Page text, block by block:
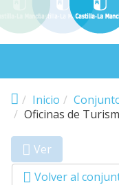
Inicio
Oficinas de
Primary
Ver
activa)
Volver al